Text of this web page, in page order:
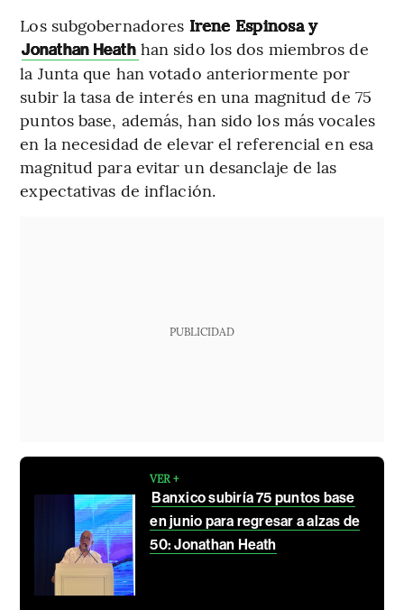
Los subgobernadores Irene Espinosa y
Jonathan Heath han sido los dos miembros de
la Junta que han votado anteriormente por
subir la tasa de interés en una magnitud de 75
puntos base, además, han sido los más vocales
en la necesidad de elevar el referencial en esa
magnitud para evitar un desanclaje de las
expectativas de inflación.
PUBLICIDAD
VER +
Banxico subiría 75 puntos base
en junio para regresar a alzas de
50: Jonathan Heath